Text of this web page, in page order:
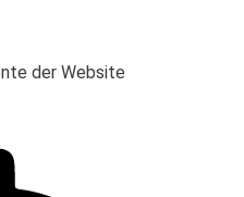
der Website